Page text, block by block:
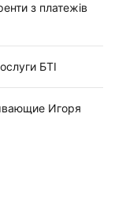
з платежів
БТІ
Игоря